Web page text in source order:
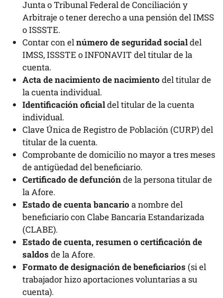
Junta o Tribunal Federal de Conciliación y
Arbitraje o tener derecho a una pensión del IMSS
o ISSSTE.
Contar con elnúmero de seguridad socialdel
IMSS, ISSSTE o INFONAVIT del titular de la
cuenta.
Acta de nacimiento de nacimiento del titular de
la cuenta individual.
Identificación oficialdel titular de la cuenta
individual.
Clave Única de Registro de Población (CURP) del
titular de la cuenta.
Comprobante de domicilio no mayor a tres meses
de antigüedad del beneficiario.
Certificado de defunciónde la persona titular de
la Afore.
Estado de cuenta bancario a nombre del
beneficiario con Clabe Bancaria Estandarizada
(CLABE).
Estado de cuenta, resumen o certificación de
saldos de la Afore.
Formato de designación de beneficiarios (si el
trabajador hizo aportaciones voluntarias a su
cuenta).